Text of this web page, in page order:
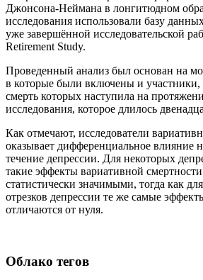
Джонсона-Неймана в лонгитюдном
исследования использовали базу
уже завершённой исследовательской
Retirement Study.
Проведенный анализ был основан на
в которые были включены и участники,
смерть которых наступила на
исследования, которое длилось
Как отмечают, исследователи
оказывает дифференциальное влияние
течение депрессии. Для некоторых
такие эффекты вариативной
статистически значимыми, тогда как
отрезков депрессии те же самые
отличаются от нуля.
Облако тегов